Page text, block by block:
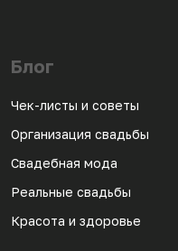
Блог
Чек-листы и советы
Организация свадьбы
Свадебная мода
Реальные свадьбы
Красота и здоровье